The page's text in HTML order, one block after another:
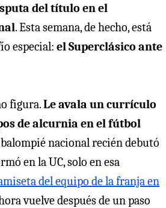
del título en el
. Esta semana, de hecho, está
especial: el Superclásico ante
figura.Le avala un currículo
de alcurnia en el fútbol
balompié nacional recién debutó
en la UC, solo en esa
del equipo de la franja en
vuelve después de un paso